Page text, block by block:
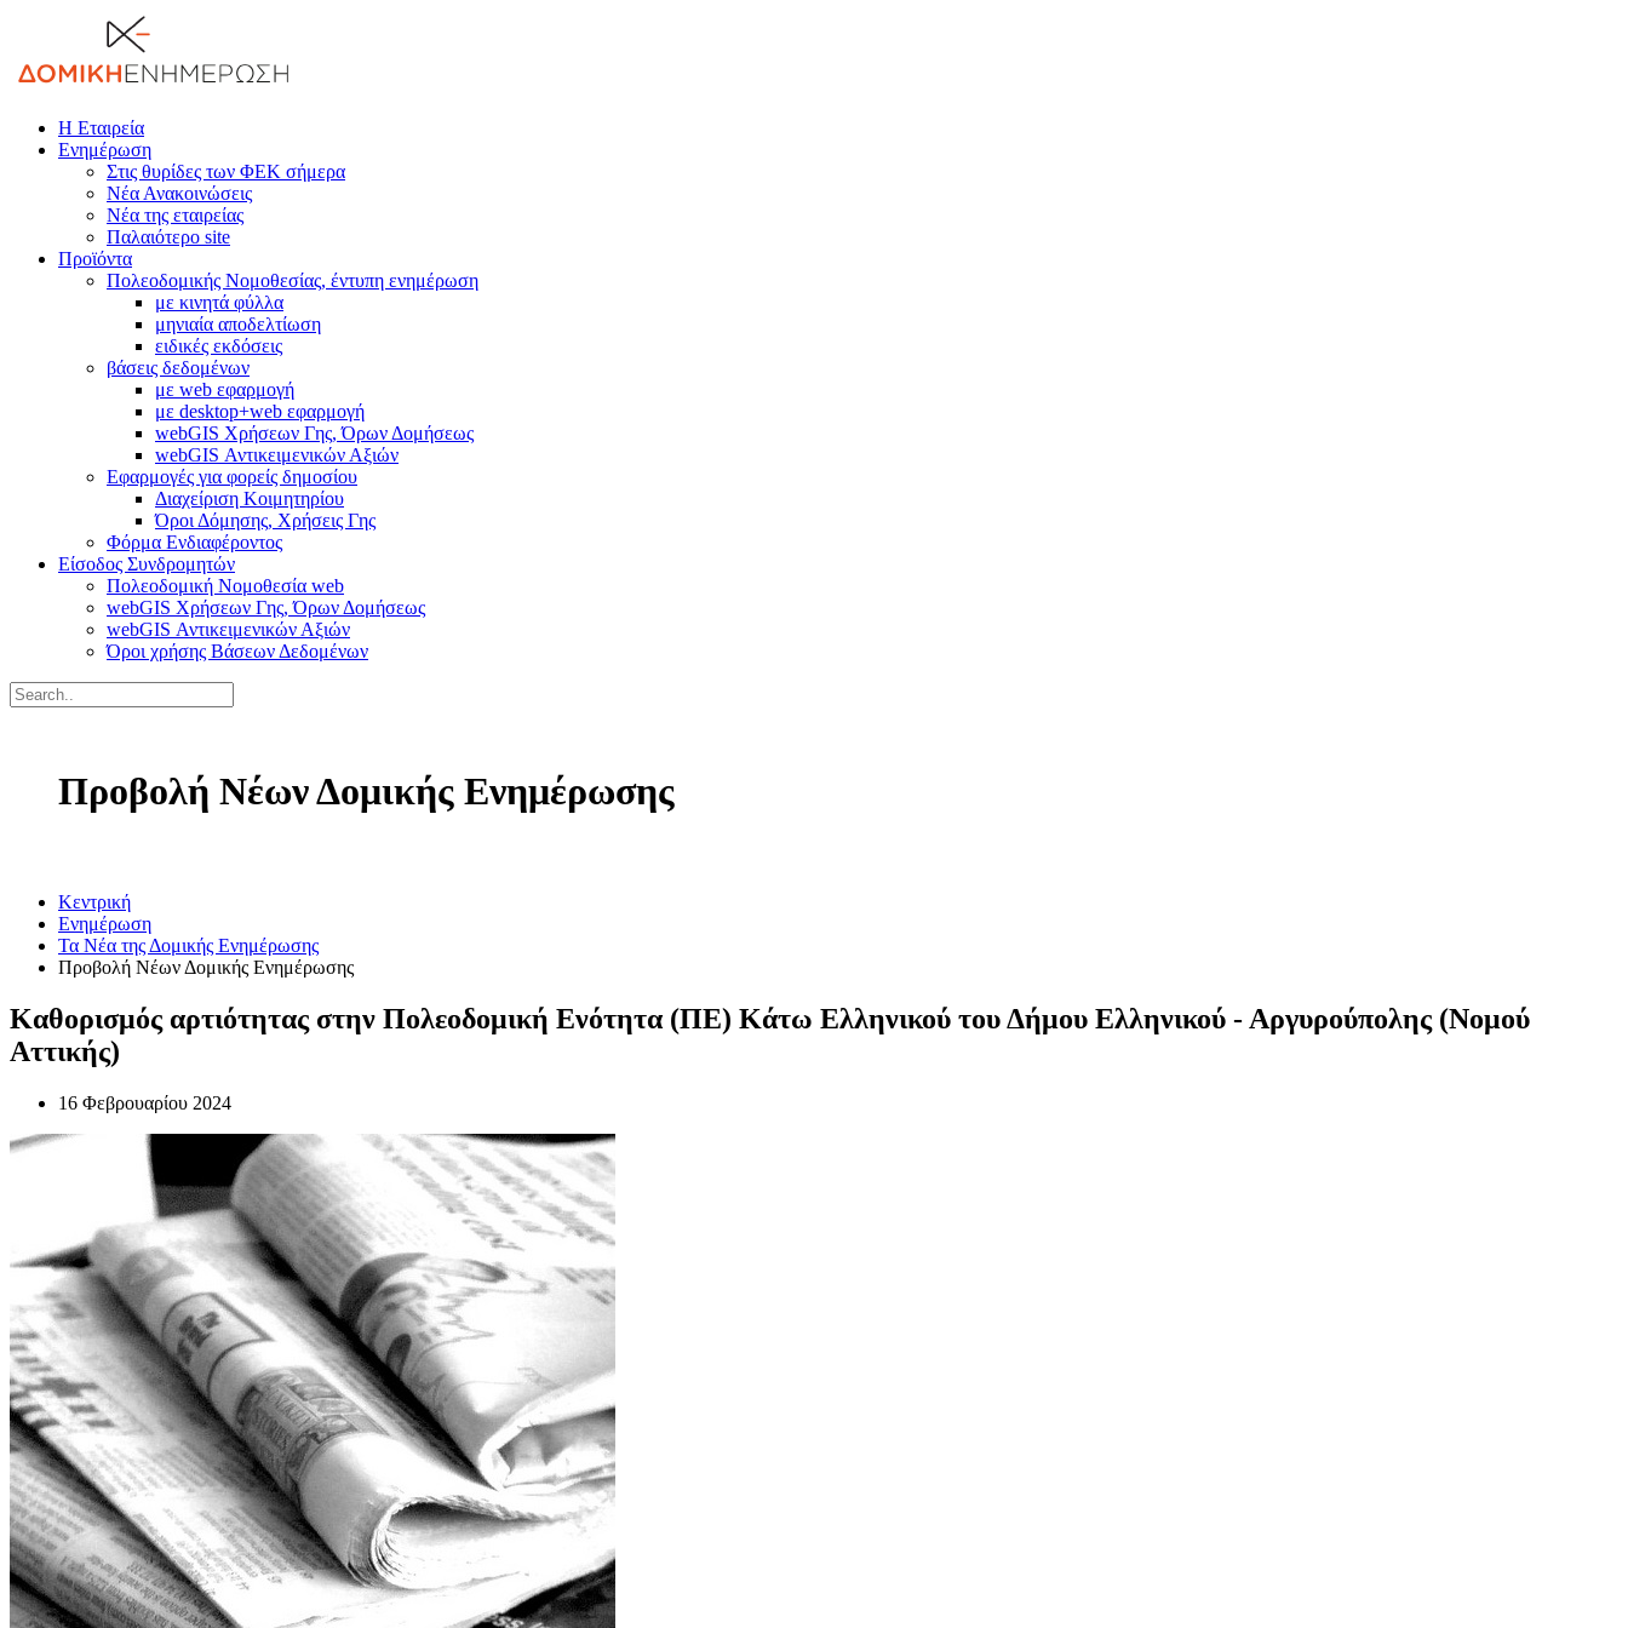
Η Εταιρεία
Ενημέρωση
Στις θυρίδες των ΦΕΚ σήμερα
Νέα Ανακοινώσεις
Νέα της εταιρείας
Παλαιότερο site
Προϊόντα
Πολεοδομικής Νομοθεσίας, έντυπη ενημέρωση
με κινητά φύλλα
μηνιαία αποδελτίωση
ειδικές εκδόσεις
βάσεις δεδομένων
με web εφαρμογή
με desktop+web εφαρμογή
webGIS Χρήσεων Γης, Όρων Δομήσεως
webGIS Αντικειμενικών Αξιών
Εφαρμογές για φορείς δημοσίου
Διαχείριση Κοιμητηρίου
Όροι Δόμησης, Χρήσεις Γης
Φόρμα Ενδιαφέροντος
Είσοδος Συνδρομητών
Πολεοδομική Νομοθεσία web
webGIS Χρήσεων Γης, Όρων Δομήσεως
webGIS Αντικειμενικών Αξιών
Όροι χρήσης Βάσεων Δεδομένων
Προβολή Νέων Δομικής Ενημέρωσης
Κεντρική
Ενημέρωση
Τα Νέα της Δομικής Ενημέρωσης
Προβολή Νέων Δομικής Ενημέρωσης
Καθορισμός αρτιότητας στην Πολεοδομική Ενότητα (ΠΕ) Κάτω Ελληνικού του Δήμου Ελληνικού - Αργυρούπολης (Νομού
Αττικής)
16 Φεβρουαρίου 2024